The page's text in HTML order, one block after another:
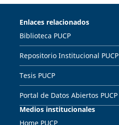
Enlaces relacionados
Biblioteca PUCP
Repositorio Institucional PUCP
Tesis PUCP
Portal de Datos Abiertos PUCP
Medios institucionales
Home PUCP